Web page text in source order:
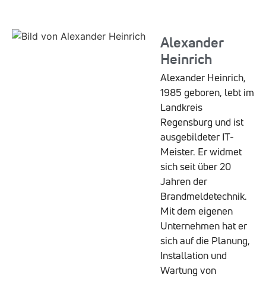
Alexander
Heinrich
Alexander Heinrich,
1985 geboren, lebt im
Landkreis
Regensburg und ist
ausgebildeter IT-
Meister. Er widmet
sich seit über 20
Jahren der
Brandmeldetechnik.
Mit dem eigenen
Unternehmen hat er
sich auf die Planung,
Installation und
Wartung von